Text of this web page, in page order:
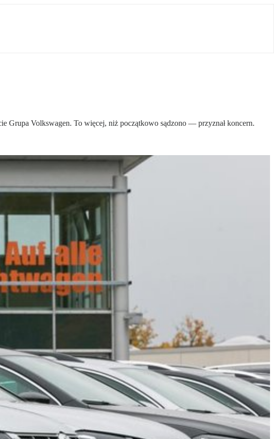
Grupa Volkswagen. To więcej, niż początkowo sądzono — przyznał koncern.